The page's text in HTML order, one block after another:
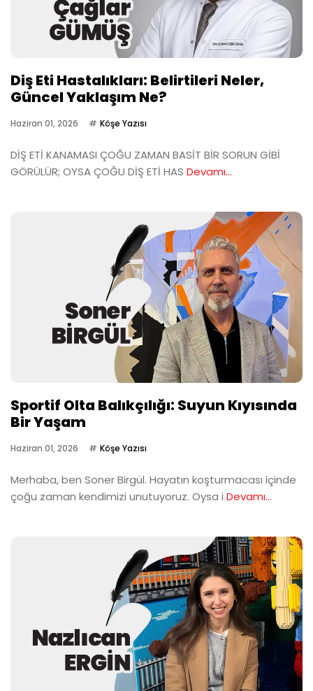
Diş Eti Hastalıkları: Belirtileri Neler,
Güncel Yaklaşım Ne?
Haziran 01, 2026 Köşe Yazısı
DİŞ ETİ KANAMASI ÇOĞU ZAMAN BASİT BİR SORUN GİBİ
GÖRÜLÜR; OYSA ÇOĞU DİŞ ETİ HAS Devamı...
Sportif Olta Balıkçılığı: Suyun Kıyısında
Bir Yaşam
Haziran 01, 2026 Köşe Yazısı
Merhaba, ben Soner Birgül. Hayatın koşturmacası içinde
çoğu zaman kendimizi unutuyoruz. Oysa i Devamı...